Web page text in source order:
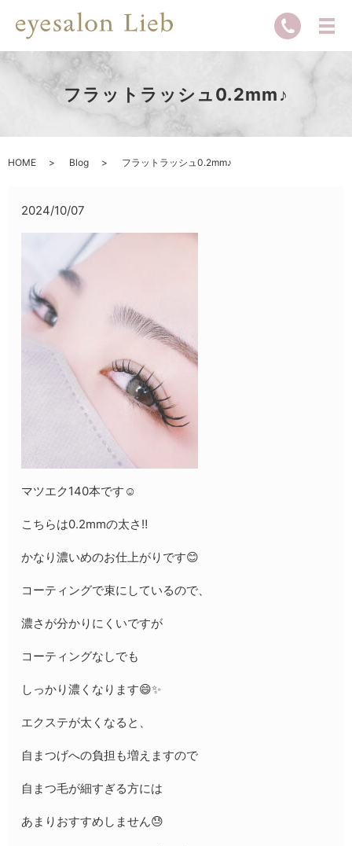
フラットラッシュ0.2mm♪
HOME Blog フラットラッシュ0.2mm♪
2024/10/07
マツエク140本です☺️
こちらは0.2mmの太さ‼️
かなり濃いめのお仕上がりです😊
コーティングで束にしているので、
濃さが分かりにくいですが
コーティングなしでも
しっかり濃くなります😄✨
エクステが太くなると、
自まつげへの負担も増えますので
自まつ毛が細すぎる方には
あまりおすすめしません😓